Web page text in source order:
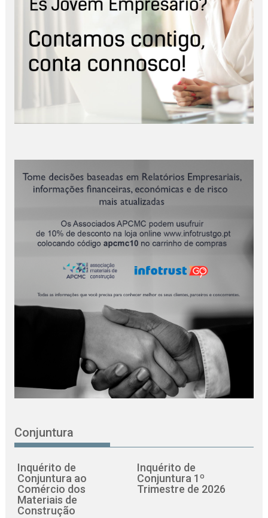
Conjuntura
Inquérito de
Conjuntura ao
Comércio dos
Materiais de
Construção
Inquérito de
Conjuntura 1º
Trimestre de 2026